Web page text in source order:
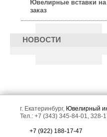
Ювелирные вставки на
заказ
НОВОСТИ
г. Екатеринбург, Ювелирный
Тел.: +7 (343) 345-84-01, 328-
+7 (922) 188-17-47